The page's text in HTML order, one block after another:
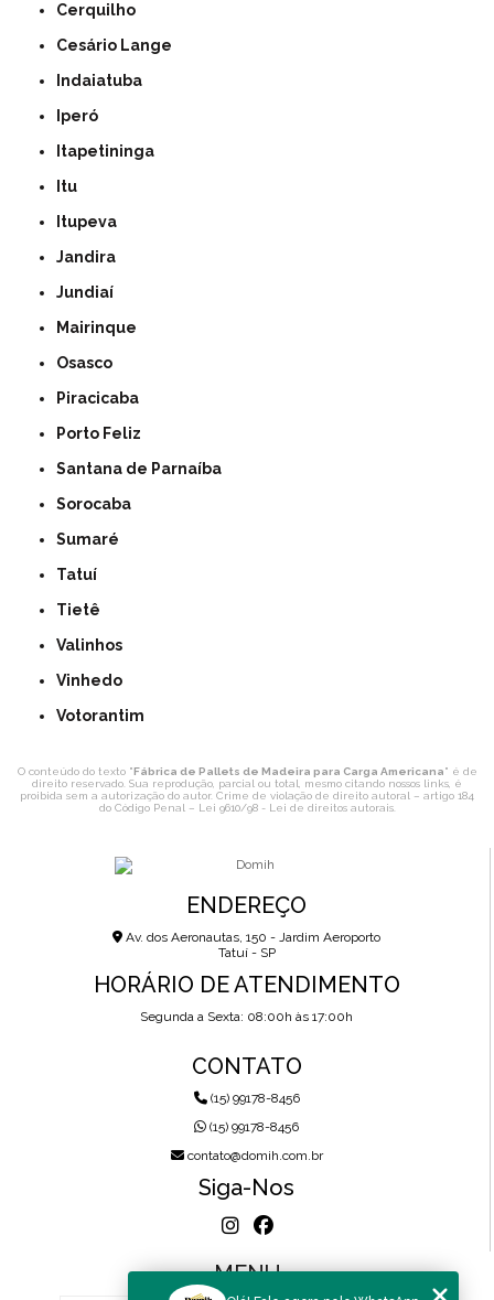
Cerquilho
Cesário Lange
Indaiatuba
Iperó
Itapetininga
Itu
Itupeva
Jandira
Jundiaí
Mairinque
Osasco
Piracicaba
Porto Feliz
Santana de Parnaíba
Sorocaba
Sumaré
Tatuí
Tietê
Valinhos
Vinhedo
Votorantim
O conteúdo do texto "Fábrica de Pallets de Madeira para Carga Americana" é de
direito reservado. Sua reprodução, parcial ou total, mesmo citando nossos links, é
proibida sem a autorização do autor. Crime de violação de direito autoral – artigo 184
do Código Penal – Lei 9610/98 - Lei de direitos autorais.
ENDEREÇO
Av. dos Aeronautas, 150 - Jardim Aeroporto
Tatuí - SP
HORÁRIO DE ATENDIMENTO
Segunda a Sexta: 08:00h às 17:00h
CONTATO
(15) 99178-8456
(15) 99178-8456
contato@domih.com.br
Siga-Nos
MENU